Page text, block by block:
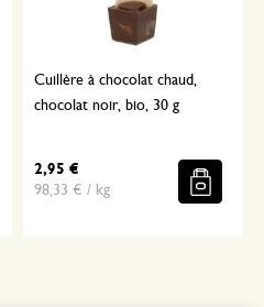
Cuillère à chocolat chaud,
chocolat noir, bio, 30 g
2,95 €
98,33 € / kg